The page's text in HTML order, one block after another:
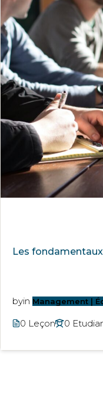
Les
byin Management |
0 Leçon 0